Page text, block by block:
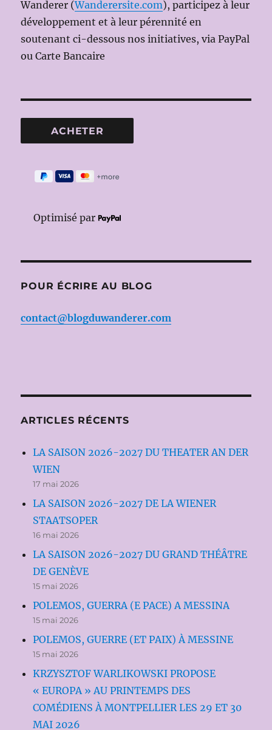
Wanderer (Wanderersite.com), participez à leur
développement et à leur pérennité en
soutenant ci-dessous nos initiatives, via PayPal
ou Carte Bancaire
Optimisé par
POUR ÉCRIRE AU BLOG
contact@blogduwanderer.com
ARTICLES RÉCENTS
LA SAISON 2026-2027 DU THEATER AN DER
WIEN
17 mai 2026
LA SAISON 2026-2027 DE LA WIENER
STAATSOPER
16 mai 2026
LA SAISON 2026-2027 DU GRAND THÉÂTRE
DE GENÈVE
15 mai 2026
POLEMOS, GUERRA (E PACE) A MESSINA
15 mai 2026
POLEMOS, GUERRE (ET PAIX) À MESSINE
15 mai 2026
KRZYSZTOF WARLIKOWSKI PROPOSE
« EUROPA » AU PRINTEMPS DES
COMÉDIENS À MONTPELLIER LES 29 ET 30
MAI 2026